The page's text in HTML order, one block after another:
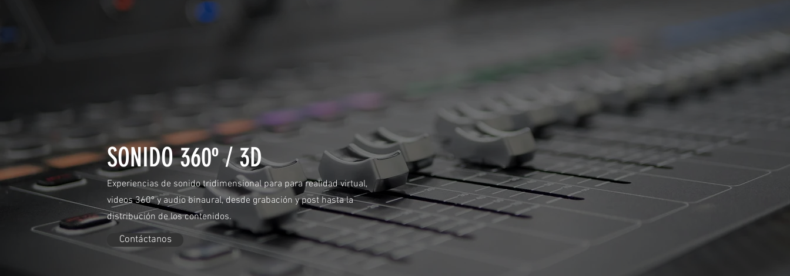
SONIDO 360º / 3D
Experiencias de sonido tridimensional para para realidad virtual,
videos 360º y audio binaural, desde grabación y post hasta la
distribución de los contenidos.
Contáctanos